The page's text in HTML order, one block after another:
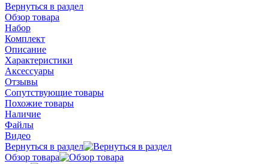
Вернуться в раздел
Обзор товара
Набор
Комплект
Описание
Характеристики
Аксессуары
Отзывы
Сопутствующие товары
Похожие товары
Наличие
Файлы
Видео
Вернуться в раздел
Обзор товара